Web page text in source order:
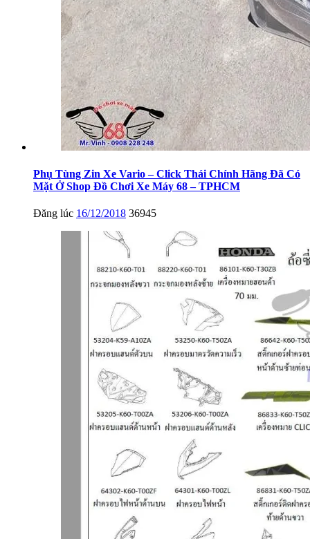
Phụ Tùng Zin Xe Vario – Click Thái Chính Hãng Đã Có
Mặt Ở Shop Đồ Chơi Xe Máy 68 – TPHCM
Đăng lúc 16/12/2018 36945